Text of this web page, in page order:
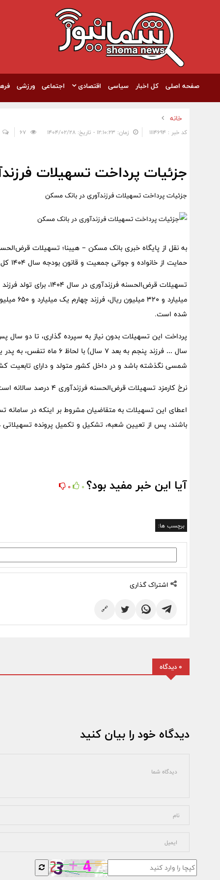
صفحه اصلی کل اخبار سیاسی اقتصادی اجتماعی ورزشی
خانه
کد خبر : 1114694 زمان: ۱۲:۱۰:۲۳ - تاریخ: ۱۴۰۴/۰۲/۲۸
جزئیات پرداخت تسهیلات
جزئیات پرداخت تسهیلات فرزندآوری در بانک مسکن
حمایت از خانواده و جوانی جمعیت و قانون بودجه سال ۱۴۰۴ کل کشور پرداخت می‌شود.
شده است.
پرداخت این تسهیلات بدون نیاز به سپرده گذاری، تا دو سال
شمسی نگذشته باشد و در داخل کشور متولد و دارای تابعیت
نرخ کارمزد تسهیلات قرض‌الحسنه فرزندآوری ۴ درصد سالانه است.
باشند، پس از تعیین شعبه، تشکیل و تکمیل پرونده
آیا این خبر مفید بود؟ 0
0
برچسب ها:
اشتراک گذاری
🔗
0 دیدگاه
دیدگاه خود را بیان کنید